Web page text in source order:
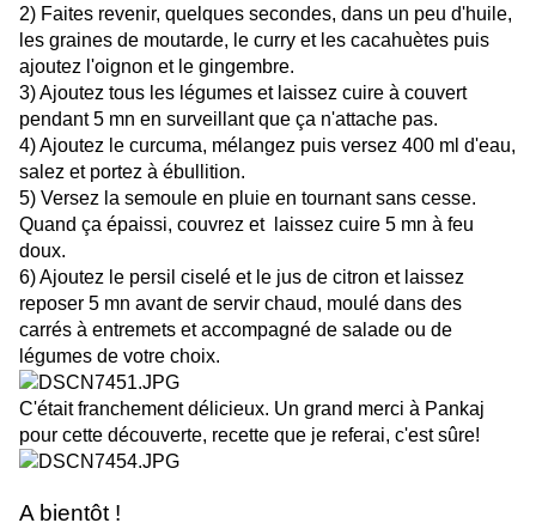
2) Faites revenir, quelques secondes, dans un peu d'huile,
les graines de moutarde, le curry et les cacahuètes puis
ajoutez l'oignon et le gingembre.
3) Ajoutez tous les légumes et laissez cuire à couvert
pendant 5 mn en surveillant que ça n'attache pas.
4) Ajoutez le curcuma, mélangez puis versez 400 ml d'eau,
salez et portez à ébullition.
5) Versez la semoule en pluie en tournant sans cesse.
Quand ça épaissi, couvrez et laissez cuire 5 mn à feu
doux.
6) Ajoutez le persil ciselé et le jus de citron et laissez
reposer 5 mn avant de servir chaud, moulé dans des
carrés à entremets et accompagné de salade ou de
légumes de votre choix.
C'était franchement délicieux. Un grand merci à Pankaj
pour cette découverte, recette que je referai, c'est sûre!
A bientôt !